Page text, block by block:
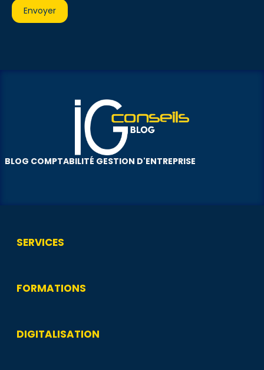
BLOG COMPTABILITÉ GESTION D'ENTREPRISE
SERVICES
FORMATIONS
DIGITALISATION